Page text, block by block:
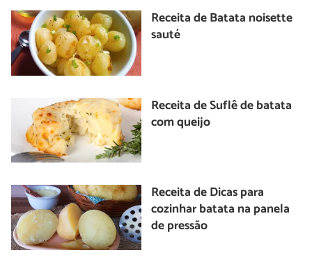
Receita de Batata noisette
sauté
Receita de Suflê de batata
com queijo
Receita de Dicas para
cozinhar batata na panela
de pressão